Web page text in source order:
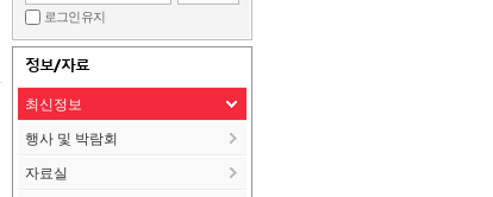
로그인 유지
정보/자료
최신정보
행사 및 박람회
자료실